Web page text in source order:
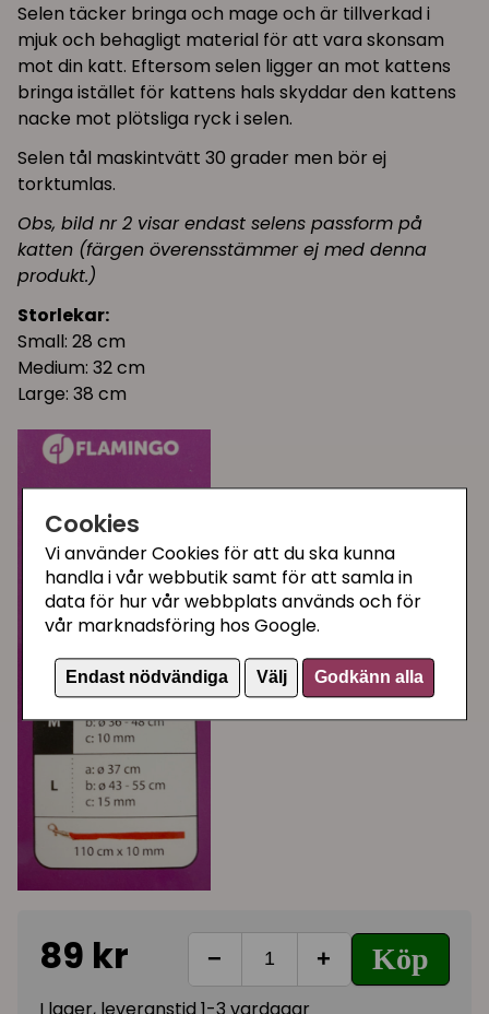
Cookies
Vi använder Cookies för att du ska kunna
handla i vår webbutik samt för att samla in
data för hur vår webbplats används och för
vår marknadsföring hos Google.
Endast nödvändiga Välj Godkänn alla
Selen täcker bringa och mage och är tillverkad i
mjuk och behagligt material för att vara skonsam
mot din katt. Eftersom selen ligger an mot kattens
bringa istället för kattens hals skyddar den kattens
nacke mot plötsliga ryck i selen.
Selen tål maskintvätt 30 grader men bör ej
torktumlas.
Obs, bild nr 2 visar endast selens passform på
katten (färgen överensstämmer ej med denna
produkt.)
Storlekar:
Small: 28 cm
Medium: 32 cm
Large: 38 cm
89 kr − + Köp
I lager, leveranstid 1-3 vardagar